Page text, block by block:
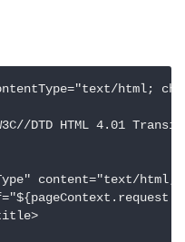
html;
DTD HTML 4.01
content="text/html;